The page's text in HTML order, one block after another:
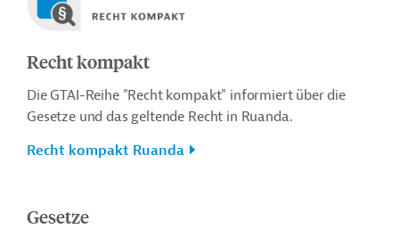
Recht kompakt
Die GTAI-Reihe "Recht kompakt" informiert über die
Gesetze und das geltende Recht in Ruanda.
Recht kompakt Ruanda
Gesetze